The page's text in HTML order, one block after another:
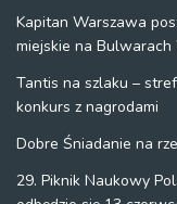
Kapitan Warszawa
miejskie na
Tantis na szlaku –
konkurs z nagrodami
Dobre Śniadanie na
29. Piknik Naukowy